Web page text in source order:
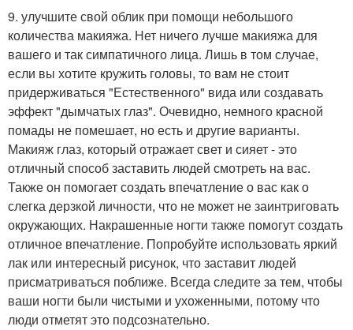
9. улучшите свой облик при помощи небольшого
количества макияжа. Нет ничего лучше макияжа для
вашего и так симпатичного лица. Лишь в том случае,
если вы хотите кружить головы, то вам не стоит
придерживаться "Естественного" вида или создавать
эффект "дымчатых глаз". Очевидно, немного красной
помады не помешает, но есть и другие варианты.
Макияж глаз, который отражает свет и сияет - это
отличный способ заставить людей смотреть на вас.
Также он помогает создать впечатление о вас как о
слегка дерзкой личности, что не может не заинтриговать
окружающих. Накрашенные ногти также помогут создать
отличное впечатление. Попробуйте использовать яркий
лак или интересный рисунок, что заставит людей
присматриваться поближе. Всегда следите за тем, чтобы
ваши ногти были чистыми и ухоженными, потому что
люди отметят это подсознательно.